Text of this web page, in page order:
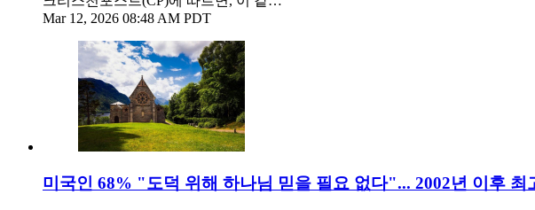
Mar 12, 2026 08:48 AM PDT
미국인 68% "도덕 위해 하나님 믿을 필요 없다"... 2002년 이후 최